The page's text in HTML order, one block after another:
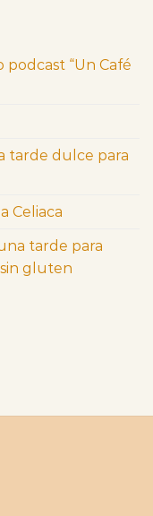
“Un Café
tarde dulce para
Celiaca
tarde para
gluten